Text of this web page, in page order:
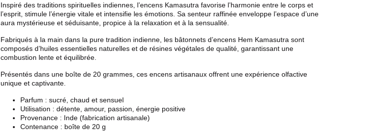
Inspiré des traditions spirituelles indiennes, l’encens Kamasutra favorise l’harmonie entre le corps et
l’esprit, stimule l’énergie vitale et intensifie les émotions. Sa senteur raffinée enveloppe l’espace d’une
aura mystérieuse et séduisante, propice à la relaxation et à la sensualité.
Fabriqués à la main dans la pure tradition indienne, les bâtonnets d’encens Hem Kamasutra sont
composés d’huiles essentielles naturelles et de résines végétales de qualité, garantissant une
combustion lente et équilibrée.
Présentés dans une boîte de 20 grammes, ces encens artisanaux offrent une expérience olfactive
unique et captivante.
Parfum : sucré, chaud et sensuel
Utilisation : détente, amour, passion, énergie positive
Provenance : Inde (fabrication artisanale)
Contenance : boîte de 20 g